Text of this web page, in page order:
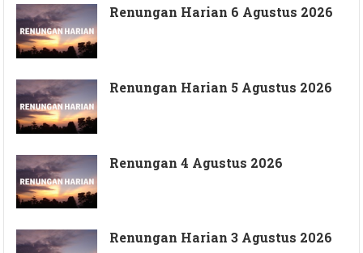
Renungan Harian 6 Agustus 2026
Renungan Harian 5 Agustus 2026
Renungan 4 Agustus 2026
Renungan Harian 3 Agustus 2026